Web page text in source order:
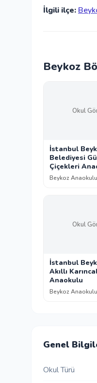
İlgili ilçe:
Beykoz
Okul
İstanbul
Belediyesi
Çiçekleri
Beykoz
Okul
İstanbul
Akıllı
Anaokulu
Beykoz
Genel
Okul Türü